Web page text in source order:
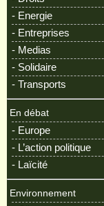
- Energie
- Entreprises
- Medias
- Solidaire
- Transports
En débat
- Europe
- L’action politique
- Laïcité
Environnement